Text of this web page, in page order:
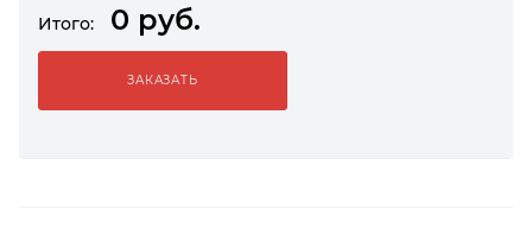
Итого: 0 руб.
ЗАКАЗАТЬ